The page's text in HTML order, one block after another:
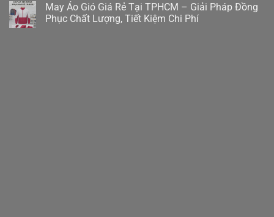
May Áo Gió Giá Rẻ Tại TPHCM – Giải Pháp Đồng
Phục Chất Lượng, Tiết Kiệm Chi Phí